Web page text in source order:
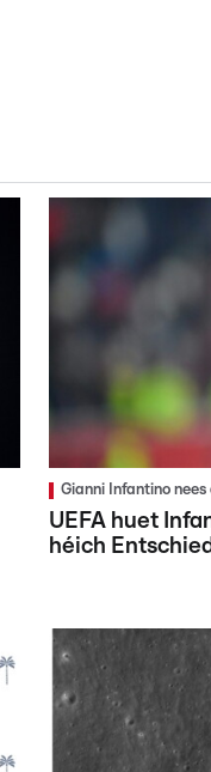
Gianni Infantino
UEFA huet
héich